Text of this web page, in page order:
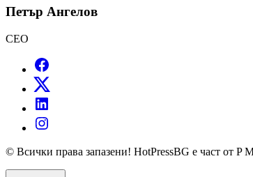
Петър Ангелов
CEO
© Всички права запазени! HotPressBG е част от P